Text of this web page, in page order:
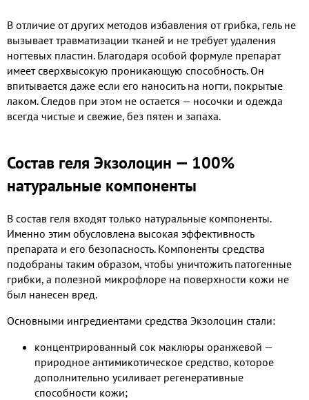
В отличие от других методов избавления от грибка, гель не
вызывает травматизации тканей и не требует удаления
ногтевых пластин. Благодаря особой формуле препарат
имеет сверхвысокую проникающую способность. Он
впитывается даже если его наносить на ногти, покрытые
лаком. Следов при этом не остается — носочки и одежда
всегда чистые и свежие, без пятен и запаха.
Состав геля Экзолоцин — 100%
натуральные компоненты
В состав геля входят только натуральные компоненты.
Именно этим обусловлена высокая эффективность
препарата и его безопасность. Компоненты средства
подобраны таким образом, чтобы уничтожить патогенные
грибки, а полезной микрофлоре на поверхности кожи не
был нанесен вред.
Основными ингредиентами средства Экзолоцин стали:
концентрированный сок маклюры оранжевой —
природное антимикотическое средство, которое
дополнительно усиливает регенеративные
способности кожи;